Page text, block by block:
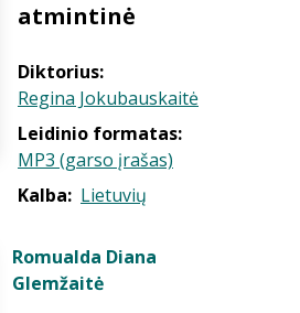
atmintinė
Diktorius:
Regina Jokubauskaitė
Leidinio formatas:
MP3 (garso įrašas)
Kalba: Lietuvių
Romualda Diana
Glemžaitė